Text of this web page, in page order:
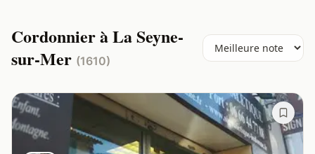
Cordonnier à La Seyne-
sur-Mer (1610)